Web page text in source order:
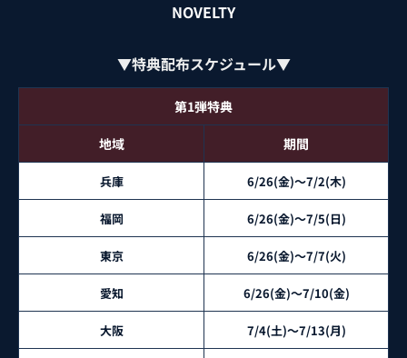
NOVELTY
▼特典配布スケジュール▼
第1弾特典
地域 期間
兵庫 6/26(金)～7/2(木)
福岡 6/26(金)～7/5(日)
東京 6/26(金)～7/7(火)
愛知 6/26(金)～7/10(金)
大阪 7/4(土)～7/13(月)